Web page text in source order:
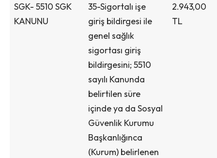
SGK- 5510 SGK
KANUNU
35-Sigortalı işe
giriş bildirgesi ile
genel sağlık
sigortası giriş
bildirgesini; 5510
sayılı Kanunda
belirtilen süre
içinde ya da Sosyal
Güvenlik Kurumu
Başkanlığınca
(Kurum) belirlenen
2.943,00
TL